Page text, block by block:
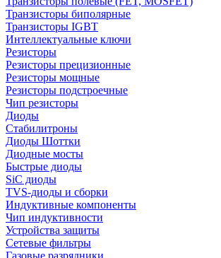
Транзисторы биполярные
Транзисторы IGBT
Интеллектуальные ключи
Резисторы
Резисторы прецизионные
Резисторы мощные
Резисторы подстроечные
Чип резисторы
Диоды
Стабилитроны
Диоды Шоттки
Диодные мосты
Быстрые диоды
SiC диоды
TVS-диоды и сборки
Индуктивные компоненты
Чип индуктивности
Устройства защиты
Сетевые фильтры
Газовые разрядники